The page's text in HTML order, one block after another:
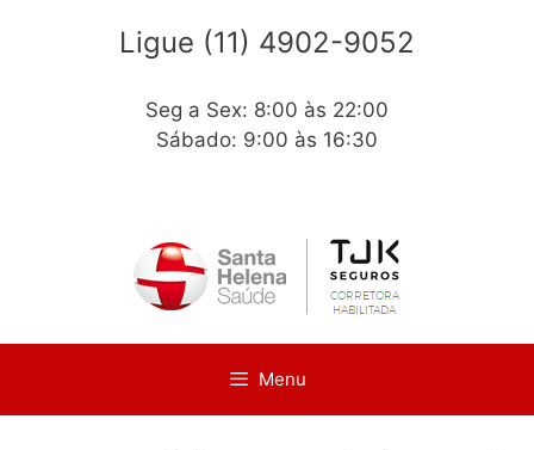
Ligue (11) 4902-9052
Seg a Sex: 8:00 às 22:00
Sábado: 9:00 às 16:30
Menu